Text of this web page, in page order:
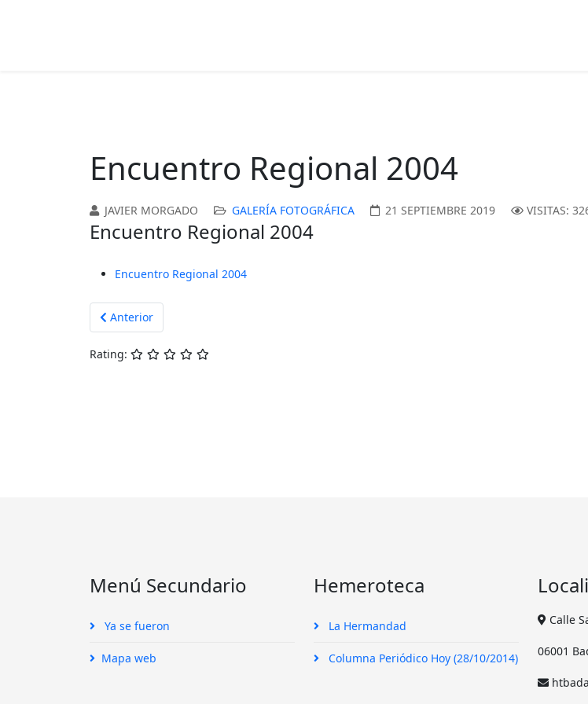
Encuentro Regional 2004
JAVIER MORGADO GALERÍA FOTOGRÁFICA 21 SEPTIEMBRE 2019 VISITAS:
Encuentro Regional 2004
Encuentro Regional 2004
Artículo anterior: Punta Umbría
Anterior
Rating:
Menú Secundario
Ya se fueron
Mapa web
Hemeroteca
La Hermandad
Columna Periódico Hoy (28/10/2014)
Calle
06001